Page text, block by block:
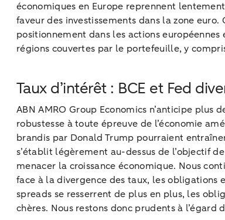
économiques en Europe reprennent
faveur des investissements dans la zone
positionnement dans les actions
régions couvertes par le portefeuille, y
Taux d’intérêt : BCE et Fed
ABN AMRO Group Economics n’anticipe
robustesse à toute épreuve de l’économie
brandis par Donald Trump pourraient
s’établit légèrement au-dessus de l’objectif
menacer la croissance économique. Nous
face à la divergence des taux, les obligations
spreads se resserrent de plus en plus, les
chères. Nous restons donc prudents à l’égard